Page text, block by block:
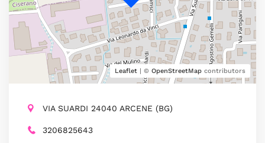
Leaflet | © OpenStreetMap contributors
VIA SUARDI 24040 ARCENE (BG)
3206825643